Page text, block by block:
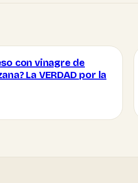
con vinagre de
La VERDAD por la